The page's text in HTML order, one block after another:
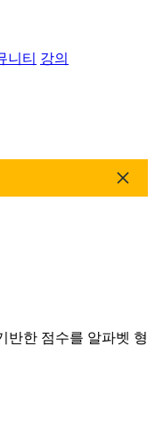
니티 강의
반한 점수를 알파벳 형